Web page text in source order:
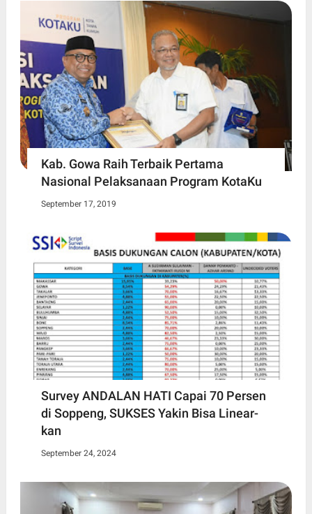
Kab. Gowa Raih Terbaik Pertama
Nasional Pelaksanaan Program KotaKu
September 17, 2019
Survey ANDALAN HATI Capai 70 Persen
di Soppeng, SUKSES Yakin Bisa Linear-
kan
September 24, 2024